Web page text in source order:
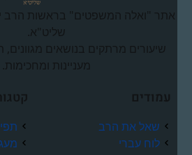
אתר "ואלה המשפטים" בראשות הרב
שליט"א.
שיעורים מרתקים בנושאים מגוונים,
מעניינות ומחכימות.
עמודים
שאל את הרב
לוח עברי
מעגל